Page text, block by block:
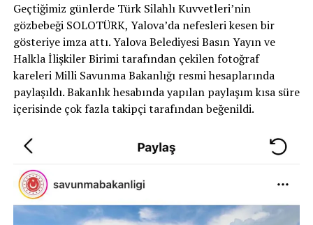
Geçtiğimiz günlerde Türk Silahlı Kuvvetleri’nin
gözbebeği SOLOTÜRK, Yalova’da nefesleri kesen bir
gösteriye imza attı. Yalova Belediyesi Basın Yayın ve
Halkla İlişkiler Birimi tarafından çekilen fotoğraf
kareleri Milli Savunma Bakanlığı resmi hesaplarında
paylaşıldı. Bakanlık hesabında yapılan paylaşım kısa süre
içerisinde çok fazla takipçi tarafından beğenildi.